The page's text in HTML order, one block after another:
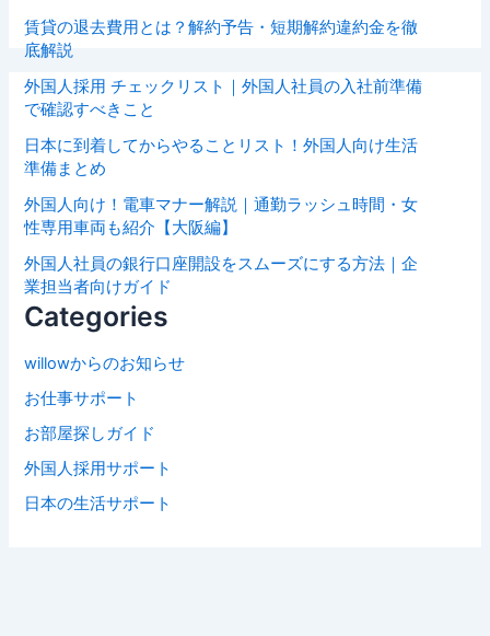
賃貸の退去費用とは？解約予告・短期解約違約金を徹
底解説
外国人採用 チェックリスト｜外国人社員の入社前準備
で確認すべきこと
日本に到着してからやることリスト！外国人向け生活
準備まとめ
外国人向け！電車マナー解説｜通勤ラッシュ時間・女
性専用車両も紹介【大阪編】
外国人社員の銀行口座開設をスムーズにする方法｜企
業担当者向けガイド
Categories
willowからのお知らせ
お仕事サポート
お部屋探しガイド
外国人採用サポート
日本の生活サポート